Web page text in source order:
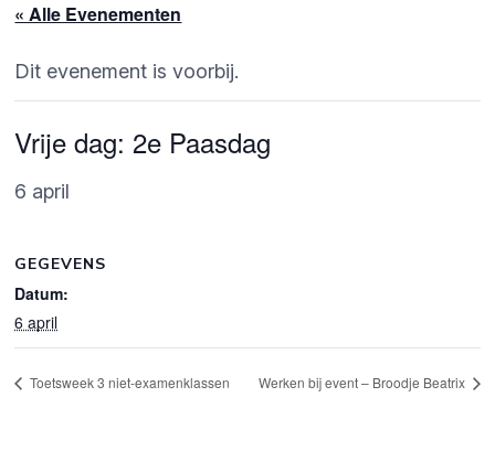
« Alle Evenementen
Dit evenement is voorbij.
Vrije dag: 2e Paasdag
6 april
GEGEVENS
Datum:
6 april
Toetsweek 3 niet-examenklassen Werken bij event – Broodje Beatrix